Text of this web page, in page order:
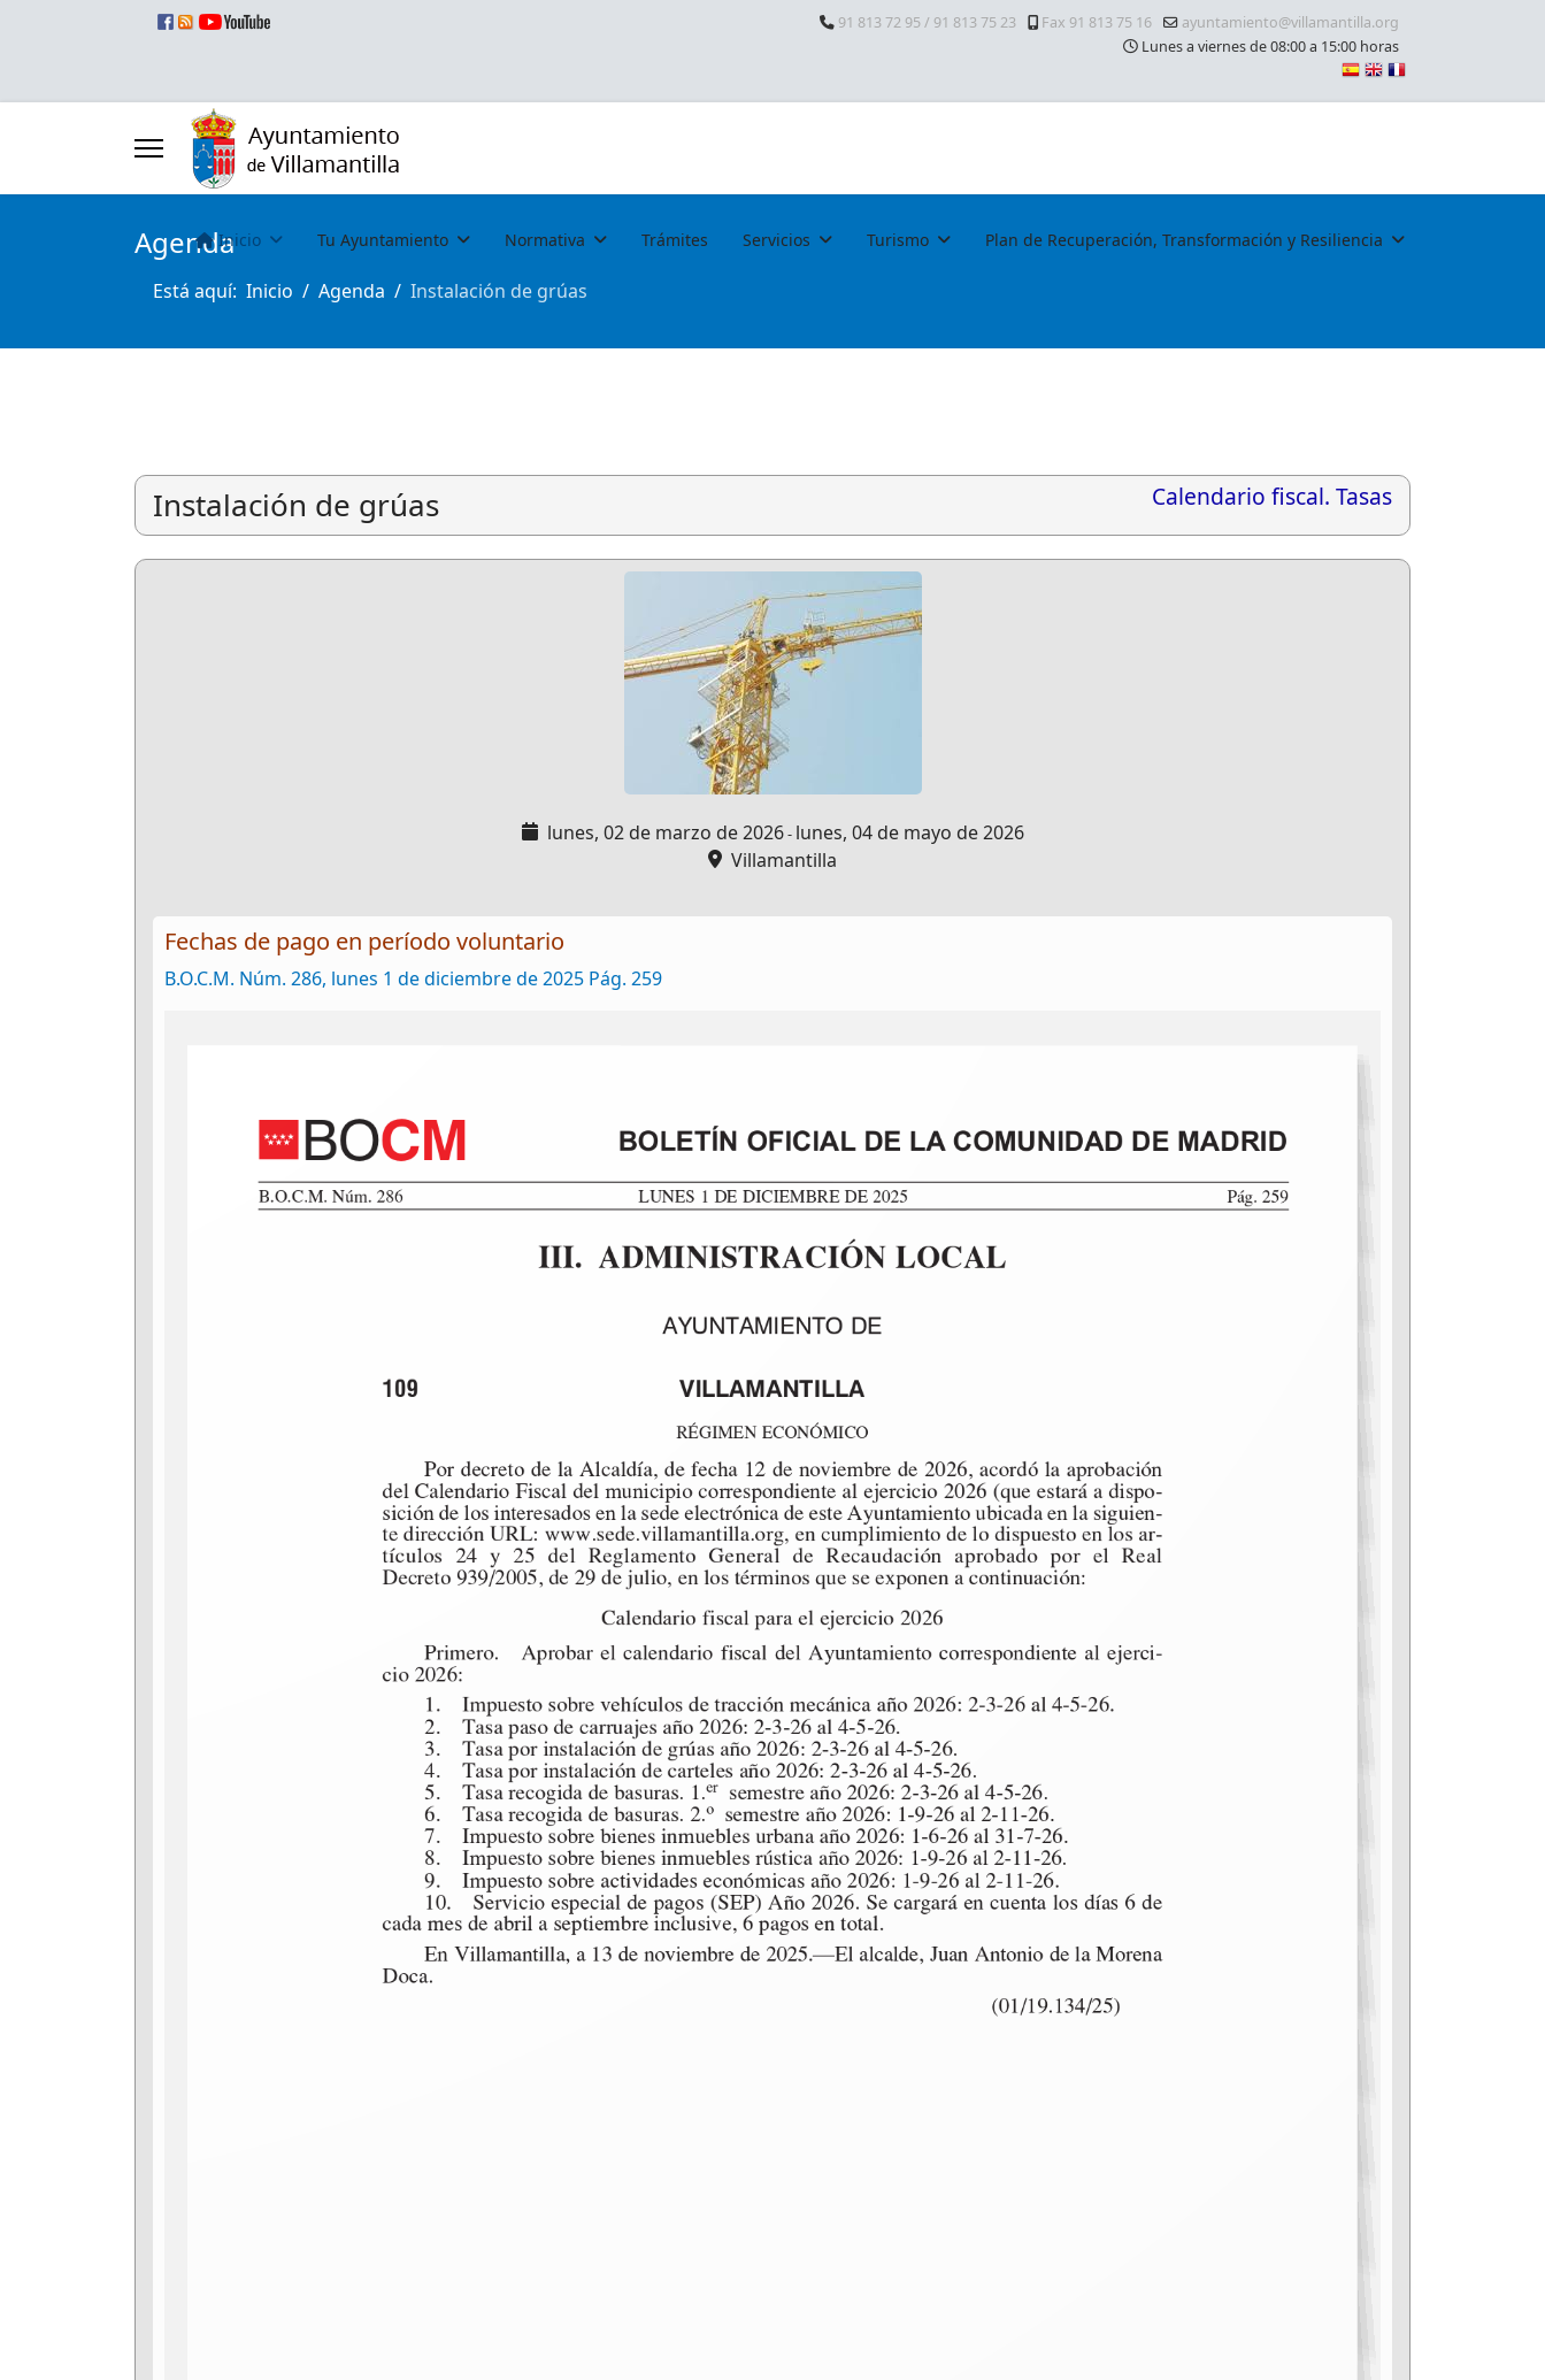
91 813 72 95 / 91 813 75 23 Fax 91 813 75 16
ayuntamiento@villamantilla.org
Lunes a viernes de 08:00 a 15:00 horas
Inicio Tu Ayuntamiento Normativa Trámites Servicios Turismo Plan de Recuperación, Transformación y Resiliencia
Agenda
Está aquí: Inicio Agenda Instalación de grúas
Instalación de grúas Calendario fiscal. Tasas
lunes, 02 de marzo de 2026- lunes, 04 de mayo de 2026
Villamantilla
Fechas de pago en período voluntario
B.O.C.M. Núm. 286, lunes 1 de diciembre de 2025 Pág. 259